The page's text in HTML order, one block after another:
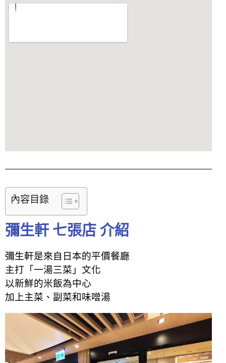
內容目錄
彌生軒 七張店 介紹
彌生軒是來自日本的平價餐廳
主打「一湯三菜」文化
以新鮮的米飯為中心
加上主菜、副菜和味噌湯